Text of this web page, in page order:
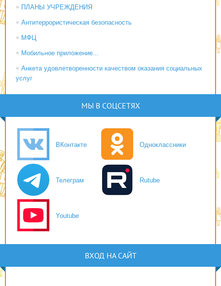
ПЛАНЫ УЧРЕЖДЕНИЯ
Антитеррористическая безопасность
МФЦ
Мобильное приложение...
Анкета удовлетворенности качеством оказания социальных
услуг
МЫ В СОЦСЕТЯХ
ВКонтакте Одноклассники
Телеграм Rutube
Youtube
ВХОД НА САЙТ